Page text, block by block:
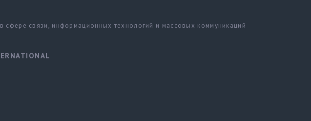
связи, информационных технологий и массовых коммуникаций